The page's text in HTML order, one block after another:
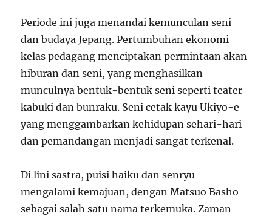
Periode ini juga menandai kemunculan seni
dan budaya Jepang. Pertumbuhan ekonomi
kelas pedagang menciptakan permintaan akan
hiburan dan seni, yang menghasilkan
munculnya bentuk-bentuk seni seperti teater
kabuki dan bunraku. Seni cetak kayu Ukiyo-e
yang menggambarkan kehidupan sehari-hari
dan pemandangan menjadi sangat terkenal.
Di lini sastra, puisi haiku dan senryu
mengalami kemajuan, dengan Matsuo Basho
sebagai salah satu nama terkemuka. Zaman